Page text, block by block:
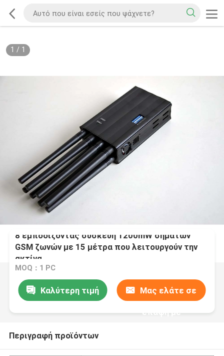
1 / 1
8 εμποδίζοντας συσκευή 1200mW σημάτων
GSM ζωνών με 15 μέτρα που λειτουργούν την
ακτίνα
MOQ：1 PC
Καλύτερη τιμή Μας ελάτε σε
επαφή με
Περιγραφή προϊόντων